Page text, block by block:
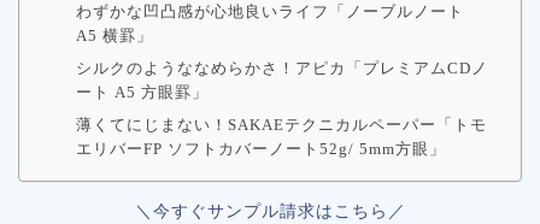
わずかな凹凸感が心地良いライフ「ノーブルノート
A5 横罫」
シルクのようななめらかさ！アピカ「プレミアムCDノ
ート A5 方眼罫」
薄くてにじまない！SAKAEテクニカルペーパー「トモ
エリバーFP ソフトカバーノート52g/ 5mm方眼」
＼今すぐサンプル請求はこちら／